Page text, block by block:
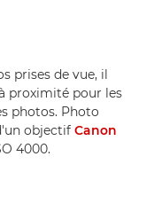
prises de vue, il
proximité pour les
photos. Photo
objectif Canon
4000.